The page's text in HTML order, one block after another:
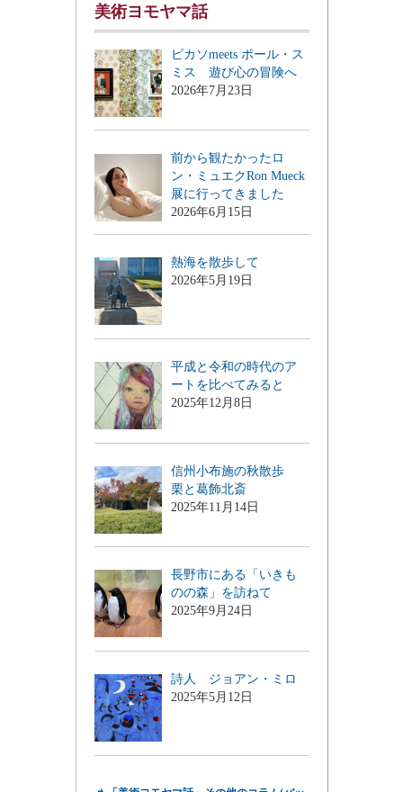
美術ヨモヤマ話
ピカソmeets ポール・ス
ミス 遊び心の冒険へ
2026年7月23日
前から観たかったロ
ン・ミュエクRon Mueck
展に行ってきました
2026年6月15日
熱海を散歩して
2026年5月19日
平成と令和の時代のア
ートを比べてみると
2025年12月8日
信州小布施の秋散歩
栗と葛飾北斎
2025年11月14日
長野市にある「いきも
のの森」を訪ねて
2025年9月24日
詩人 ジョアン・ミロ
2025年5月12日